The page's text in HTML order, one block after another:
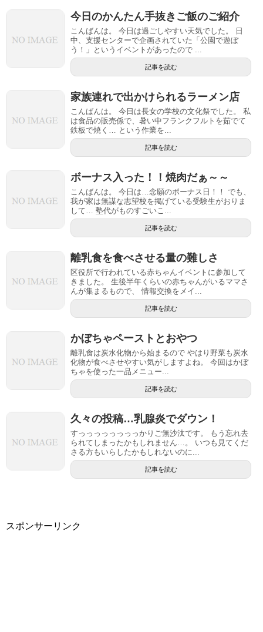
今日のかんたん手抜きご飯のご紹介
こんばんは。 今日は過ごしやすい天気でした。 日
中、支援センターで企画されていた「公園で遊ぼ
う！」というイベントがあったので ...
記事を読む
家族連れで出かけられるラーメン店
こんばんは。 今日は長女の学校の文化祭でした。 私
は食品の販売係で、暑い中フランクフルトを茹でて
鉄板で焼く… という作業を...
記事を読む
ボーナス入った！！焼肉だぁ～～
こんばんは。 今日は…念願のボーナス日！！ でも、
我が家は無謀な志望校を掲げている受験生がおりま
して… 塾代がものすごいこ...
記事を読む
離乳食を食べさせる量の難しさ
区役所で行われている赤ちゃんイベントに参加して
きました。 生後半年くらいの赤ちゃんがいるママさ
んが集まるもので、 情報交換をメイ...
記事を読む
かぼちゃペーストとおやつ
離乳食は炭水化物から始まるので やはり野菜も炭水
化物が食べさせやすい気がしますよね。 今回はかぼ
ちゃを使った一品メニュー...
記事を読む
久々の投稿…乳腺炎でダウン！
すっっっっっっっっかりご無沙汰です。 もう忘れ去
られてしまったかもしれません…。 いつも見てくだ
さる方もいらしたかもしれないのに...
記事を読む
スポンサーリンク